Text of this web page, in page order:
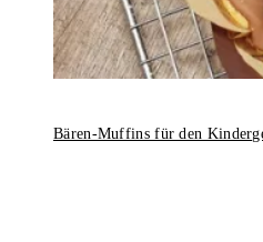
Bären-Muffins für den